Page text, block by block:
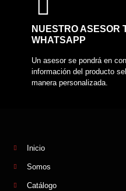
NUESTRO ASESOR
WHATSAPP
Un asesor se pondrá en
información del producto
manera personalizada.
Inicio
Somos
Catálogo